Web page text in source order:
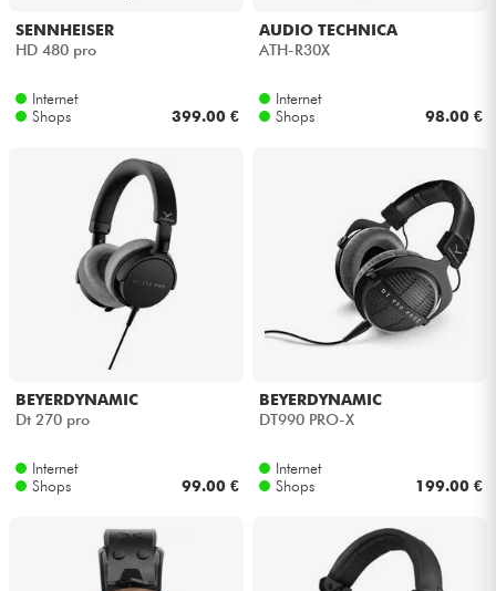
Blasinstrumente
Violinen & Quartett
Kinder
Kabel & Zubehöre
Bundle
Sehen Sie sich unsere Marken an
SENNHEISER
HD 480 pro
Internet
Shops
399.00 €
AUDIO TECHNICA
ATH-R30X
Internet
Shops
98.00 €
BEYERDYNAMIC
Dt 270 pro
Internet
Shops
99.00 €
BEYERDYNAMIC
DT990 PRO-X
Internet
Shops
199.00 €